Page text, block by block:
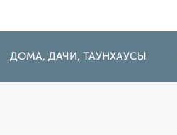
ДОМА, ДАЧИ, ТАУНХАУСЫ